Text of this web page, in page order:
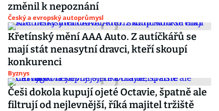
změnil k nepoznání
Český a evropský autoprůmysl
Křetínský mění AAA Auto. Z autíčkářů se
mají stát nenasytní dravci, kteří skoupí
konkurenci
Byznys
Češi dokola kupují ojeté Octavie, špatně ale
filtrují od nejlevnější, říká majitel tržiště